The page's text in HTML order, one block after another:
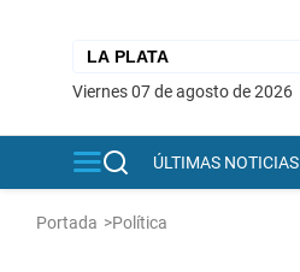
viernes 07 de agosto de 2026
ÚLTIMAS NOTICIAS
Portada >Política